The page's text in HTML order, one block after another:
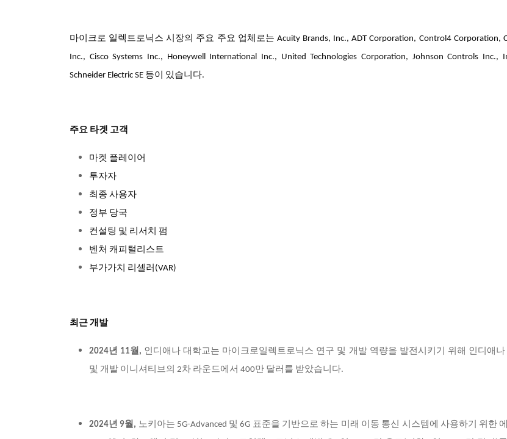
마이크로 일렉트로닉스 시장의 주요 주요 업체로는 Acuity Brands, Inc., ADT Corporation, Control4 Corporation,
Inc., Cisco Systems Inc., Honeywell International Inc., United Technologies Corporation, Johnson Controls Inc.,
Schneider Electric SE 등이 있습니다.
주요 타겟 고객
마켓 플레이어
투자자
최종 사용자
정부 당국
컨설팅 및 리서치 펌
벤처 캐피털리스트
부가가치 리셀러(VAR)
최근 개발
2024년 11월, 인디애나 대학교는 마이크로일렉트로닉스 연구 및 개발 역량을 발전시키기 위해 인디애
및 개발 이니셔티브의 2차 라운드에서 400만 달러를 받았습니다.
2024년 9월, 노키아는 5G-Advanced 및 6G 표준을 기반으로 하는 미래 이동 통신 시스템에 사용하기 위한